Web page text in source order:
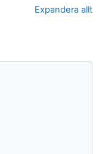
Expandera allt